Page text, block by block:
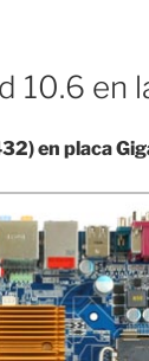
10.6 en
en placa